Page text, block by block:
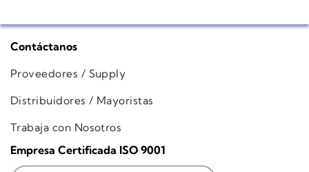
Contáctanos
Proveedores / Supply
Distribuidores / Mayoristas
Trabaja con Nosotros
Empresa Certificada ISO 9001